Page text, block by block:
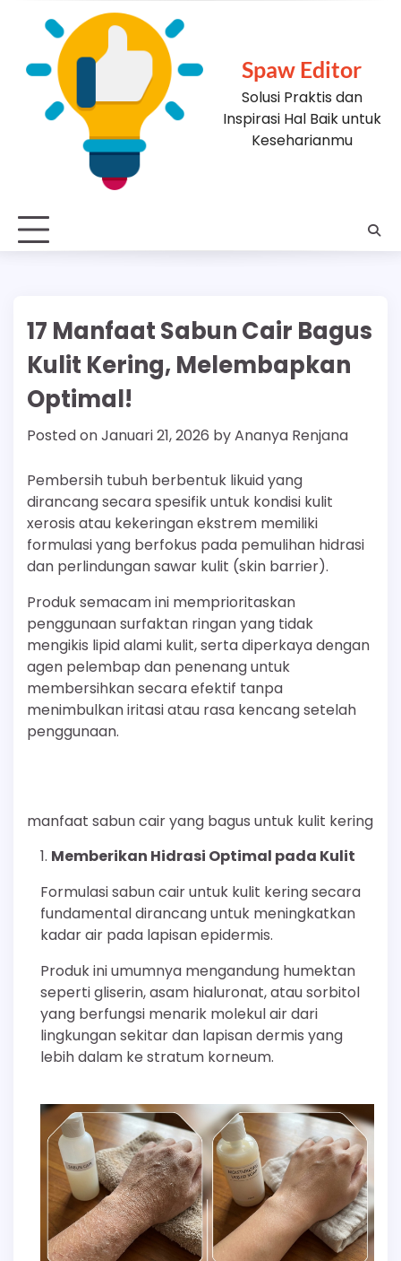
Spaw Editor
Solusi Praktis dan
Inspirasi Hal Baik untuk
Keseharianmu
17 Manfaat Sabun Cair Bagus
Kulit Kering, Melembapkan
Optimal!
Posted onJanuari 21, 2026 byAnanya Renjana
Pembersih tubuh berbentuk likuid yang
dirancang secara spesifik untuk kondisi kulit
xerosis atau kekeringan ekstrem memiliki
formulasi yang berfokus pada pemulihan hidrasi
dan perlindungan sawar kulit (skin barrier).
Produk semacam ini memprioritaskan
penggunaan surfaktan ringan yang tidak
mengikis lipid alami kulit, serta diperkaya dengan
agen pelembap dan penenang untuk
membersihkan secara efektif tanpa
menimbulkan iritasi atau rasa kencang setelah
penggunaan.
manfaat sabun cair yang bagus untuk kulit kering
Memberikan Hidrasi Optimal pada Kulit
Formulasi sabun cair untuk kulit kering secara
fundamental dirancang untuk meningkatkan
kadar air pada lapisan epidermis.
Produk ini umumnya mengandung humektan
seperti gliserin, asam hialuronat, atau sorbitol
yang berfungsi menarik molekul air dari
lingkungan sekitar dan lapisan dermis yang
lebih dalam ke stratum korneum.